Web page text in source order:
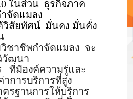
ในส่วน ธุรกิจภาค
จัดแมลง
วิสัยทัศน์ มั่นคง มั่นคั่ง
ชาชีพกำจัดแมลง จะ
วัฒนา
ที่มีองค์ความรู้และ
การบริการที่สูง
รฐานการให้บริการ